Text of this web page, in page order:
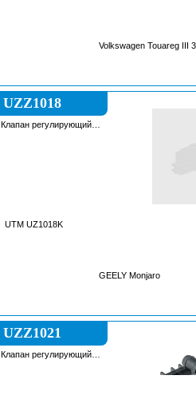
Volkswagen Touareg III
UZZ1018
Клапан регулирующий
UTM UZ1018K
GEELY Monjaro
UZZ1021
Клапан регулирующий